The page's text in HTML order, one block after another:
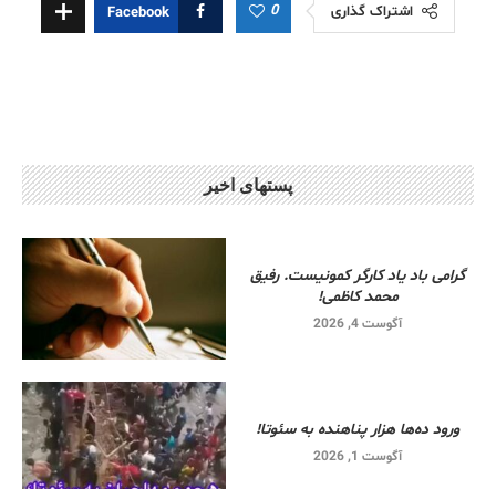
اشتراک گذاری 0
Facebook
پستهای اخیر
گرامی باد یاد کارگر کمونیست. رفیق
محمد کاظمی!
آگوست 4, 2026
ورود ده‌ها هزار پناهنده به سئوتا!
آگوست 1, 2026